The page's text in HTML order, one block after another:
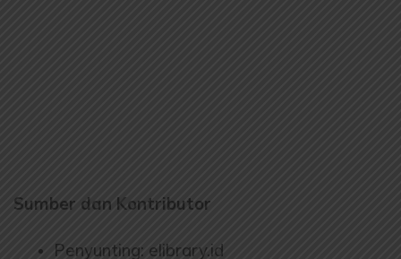
Sumber dan Kontributor
Penyunting: elibrary.id